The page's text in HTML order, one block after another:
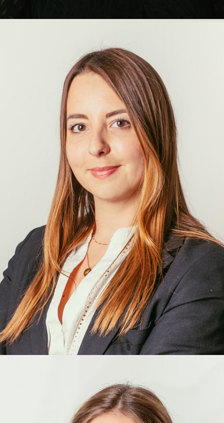
COLLABORATRICE
Noëmie
Rivas